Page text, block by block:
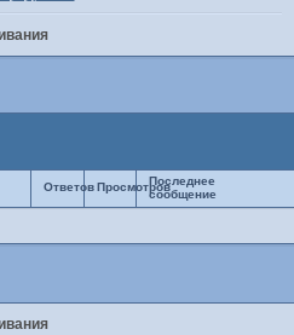
ОтветовПросмотровПоследнее
сообщение